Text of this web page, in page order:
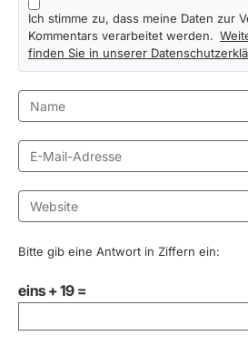
Ich stimme zu, dass meine Daten zur
Kommentars verarbeitet werden.
finden Sie in unserer
Bitte gib eine Antwort in Ziffern ein:
eins + 19 =